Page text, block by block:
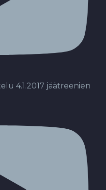
4.1.2017 jäätreenien